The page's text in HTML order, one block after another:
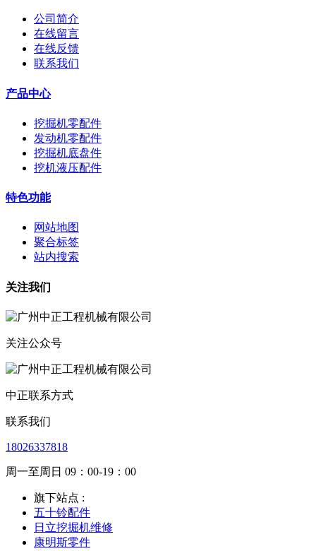
公司简介
在线留言
在线反馈
联系我们
产品中心
挖掘机零配件
发动机零配件
挖掘机底盘件
挖机液压配件
特色功能
网站地图
聚合标签
站内搜索
关注我们
关注公众号
中正联系方式
联系我们
18026337818
周一至周日 09：00-19：00
旗下站点 :
五十铃配件
日立挖掘机维修
康明斯零件